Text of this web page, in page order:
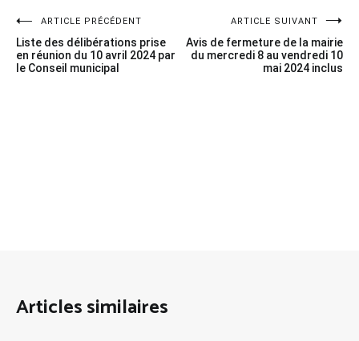
Navigation
de
ARTICLE PRÉCÉDENT
Liste des délibérations prise
en réunion du 10 avril 2024 par
le Conseil municipal
ARTICLE SUIVANT
Avis de fermeture de la mairie
du mercredi 8 au vendredi 10
mai 2024 inclus
Articles similaires